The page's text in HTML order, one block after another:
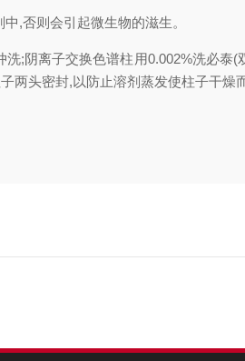
,否则会引起微生物的滋生。
;阴离子交换色谱柱用0.002%洗必泰
两头密封,以防止溶剂蒸发使柱子干燥